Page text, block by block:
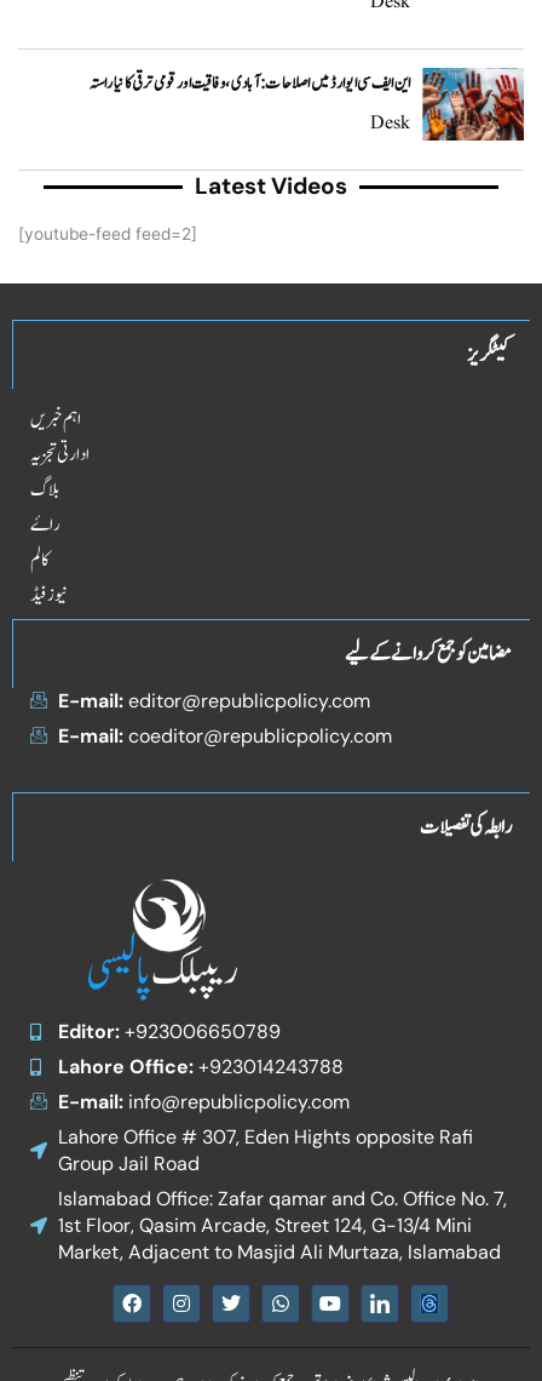
این ایف سی ایوارڈ میں اصلاحات: آبادی، وفاقیت اور قومی ترقی کا نیا راستہ
Desk
Latest Videos
[youtube-feed feed=2]
کیٹگریز
اہم خبریں
ادارتی تجزیہ
بلاگ
راۓ
کالم
نیوز فیڈ
مضامین کو جمع کروانے کے لیے
E-mail:editor@republicpolicy.com
E-mail:coeditor@republicpolicy.com
رابطہ کی تفصیلات
Editor:+923006650789
Lahore Office:+923014243788
E-mail:info@republicpolicy.com
Lahore Office # 307, Eden Hights opposite Rafi
Group Jail Road
Islamabad Office: Zafar qamar and Co. Office No. 7,
1st Floor, Qasim Arcade, Street 124, G-13/4 Mini
Market, Adjacent to Masjid Ali Murtaza, Islamabad
F
a
e
I
n
t
T
w
t
t
W
h
t
s
Y
o
t
I
c
n
-